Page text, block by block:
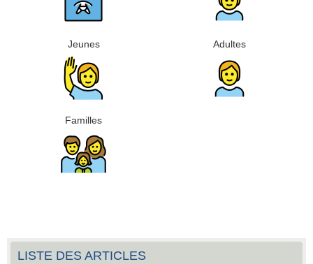
Jeunes Adultes
Familles
LISTE DES ARTICLES